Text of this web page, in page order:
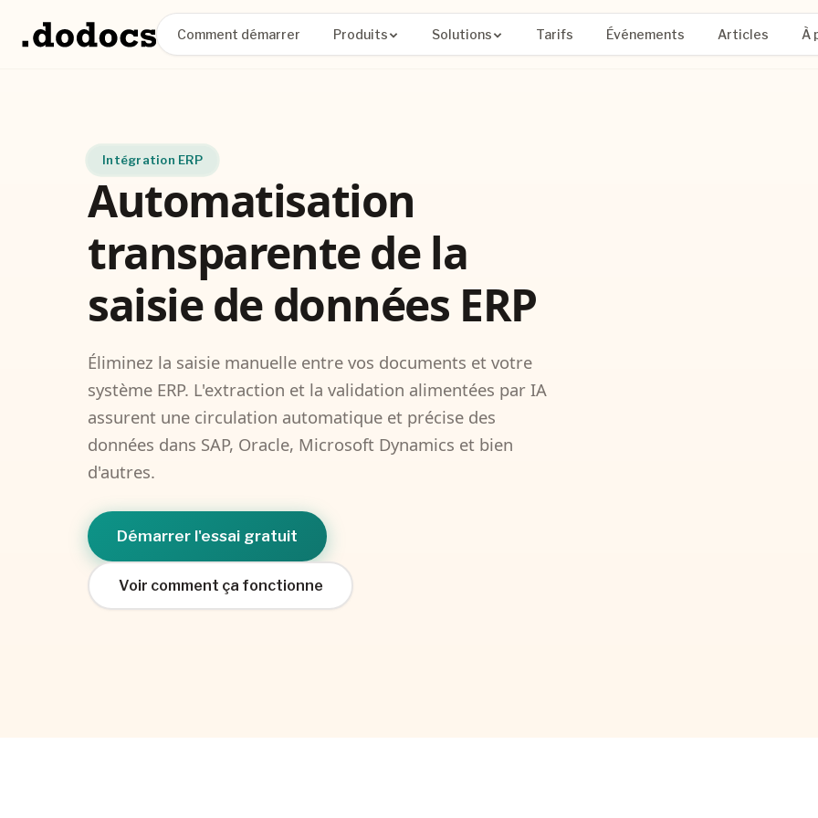
Comment démarrer Produits Solutions Tarifs Événements Articles À
Intégration ERP
Automatisation
transparente de la
saisie de données ERP
Éliminez la saisie manuelle entre vos documents et votre
système ERP. L'extraction et la validation alimentées par IA
assurent une circulation automatique et précise des
données dans SAP, Oracle, Microsoft Dynamics et bien
d'autres.
Démarrer l'essai gratuit
Voir comment ça fonctionne